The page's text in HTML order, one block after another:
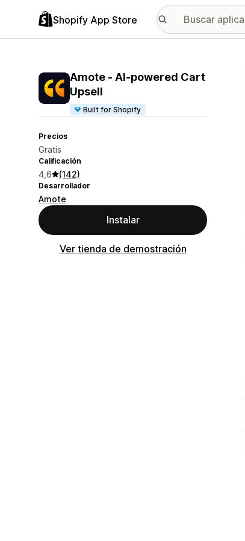
Shopify App Store
Amote ‑ AI‑powered Cart
Upsell
Built for Shopify
Precios
Gratis
Calificación
4,6 (142)
Desarrollador
Amote
Instalar
Ver tienda de demostración